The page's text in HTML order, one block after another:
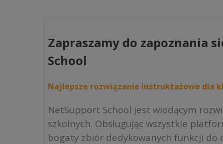
997,00
Zapraszamy do zapoznania
School
Najlepsze rozwiązanie instruktażowe dla
NetSupport School jest wiodącym
szkolnych. Obsługując wszystkie
bogaty zbiór dedykowanych funkcji do